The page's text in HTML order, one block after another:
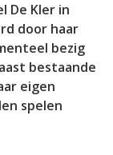
De Kler in
door haar
bezig
bestaande
eigen
spelen